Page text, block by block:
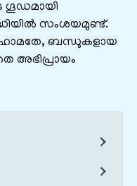
ഗൂഡമായി
സംശയമുണ്ട്.
ബന്ധുകളായ
അഭിപ്രായം